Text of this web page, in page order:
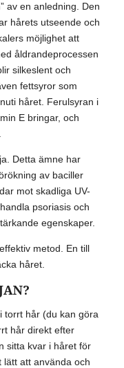
av en anledning. Den
hårets utseende och
möjlighet att
åldrandeprocessen
silkeslent och
fettsyror som
håret. Ferulsyran i
E bringar, och
Detta ämne har
av baciller
mot skadliga UV-
psoriasis och
egenskaper.
metod. En till
håret.
torrt hår (du kan göra
hår direkt efter
sitta kvar i håret för
lätt att använda och